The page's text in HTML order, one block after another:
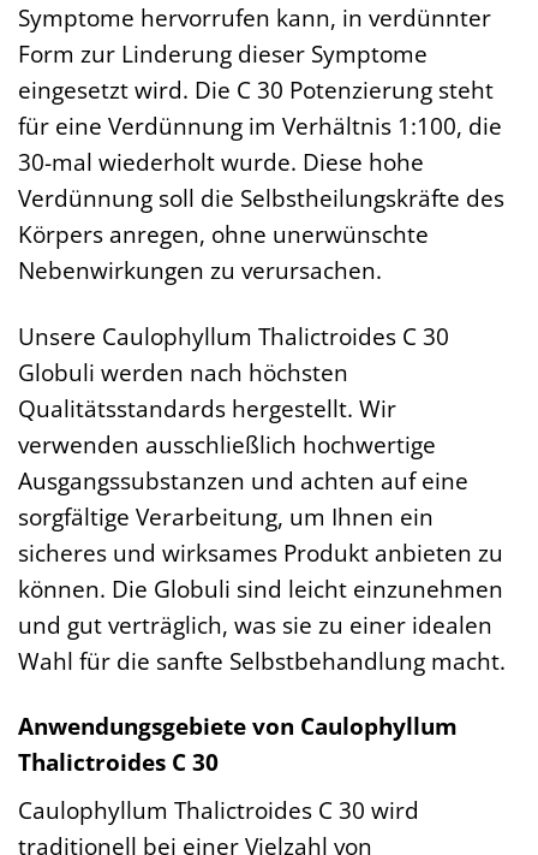
Symptome hervorrufen kann, in verdünnter
Form zur Linderung dieser Symptome
eingesetzt wird. Die C 30 Potenzierung steht
für eine Verdünnung im Verhältnis 1:100, die
30-mal wiederholt wurde. Diese hohe
Verdünnung soll die Selbstheilungskräfte des
Körpers anregen, ohne unerwünschte
Nebenwirkungen zu verursachen.
Unsere Caulophyllum Thalictroides C 30
Globuli werden nach höchsten
Qualitätsstandards hergestellt. Wir
verwenden ausschließlich hochwertige
Ausgangssubstanzen und achten auf eine
sorgfältige Verarbeitung, um Ihnen ein
sicheres und wirksames Produkt anbieten zu
können. Die Globuli sind leicht einzunehmen
und gut verträglich, was sie zu einer idealen
Wahl für die sanfte Selbstbehandlung macht.
Anwendungsgebiete von Caulophyllum
Thalictroides C 30
Caulophyllum Thalictroides C 30 wird
traditionell bei einer Vielzahl von